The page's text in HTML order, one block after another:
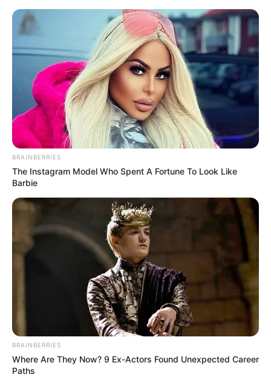
Home
PEC 14 sob ataque: o jogo oculto dos
PEC 14 sob ataque: o jogo oculto
dos opositores?
BRAINBERRIES
The Instagram Model Who Spent A Fortune To Look Like
Barbie
BRAINBERRIES
Where Are They Now? 9 Ex-Actors Found Unexpected Career
Paths